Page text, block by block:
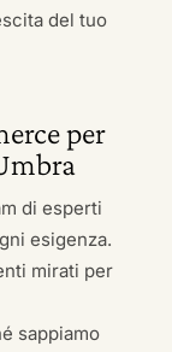
del tuo
per
di esperti
esigenza.
mirati per
sappiamo